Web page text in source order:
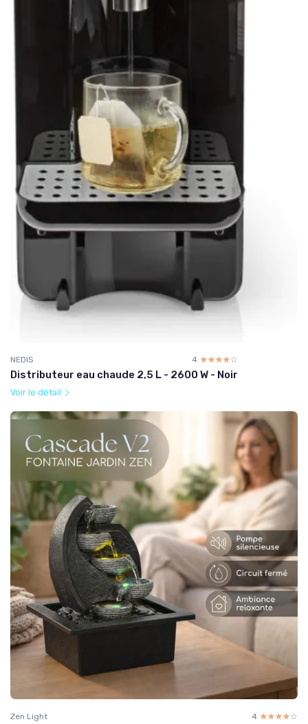
NEDIS 4 ☆☆☆☆☆
★★★★★
Distributeur eau chaude 2,5 L - 2600 W - Noir
Voir le détail
Zen Light 4 ☆☆☆☆☆
★★★★★